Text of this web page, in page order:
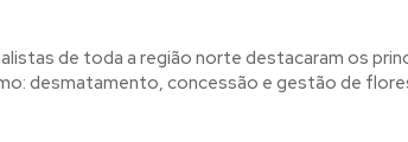
de toda a região norte destacaram os
desmatamento, concessão e gestão de